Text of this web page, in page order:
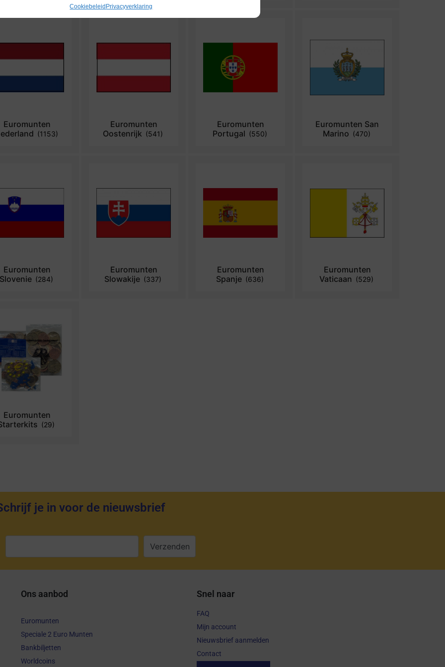
Cookiebeleid Privacyverklaring
Euromunten
(1153)
Euromunten
Oostenrijk (541)
Euromunten
Portugal (550)
Euromunten San
Marino (470)
Euromunten
(284)
Euromunten
Slowakije (337)
Euromunten
Spanje (636)
Euromunten
Vaticaan (529)
Euromunten
(29)
je in voor de nieuwsbrief
Ons aanbod
Euromunten
Speciale 2 Euro Munten
Bankbiljetten
Worldcoins
Snel naar
FAQ
Mijn account
Nieuwsbrief aanmelden
Contact